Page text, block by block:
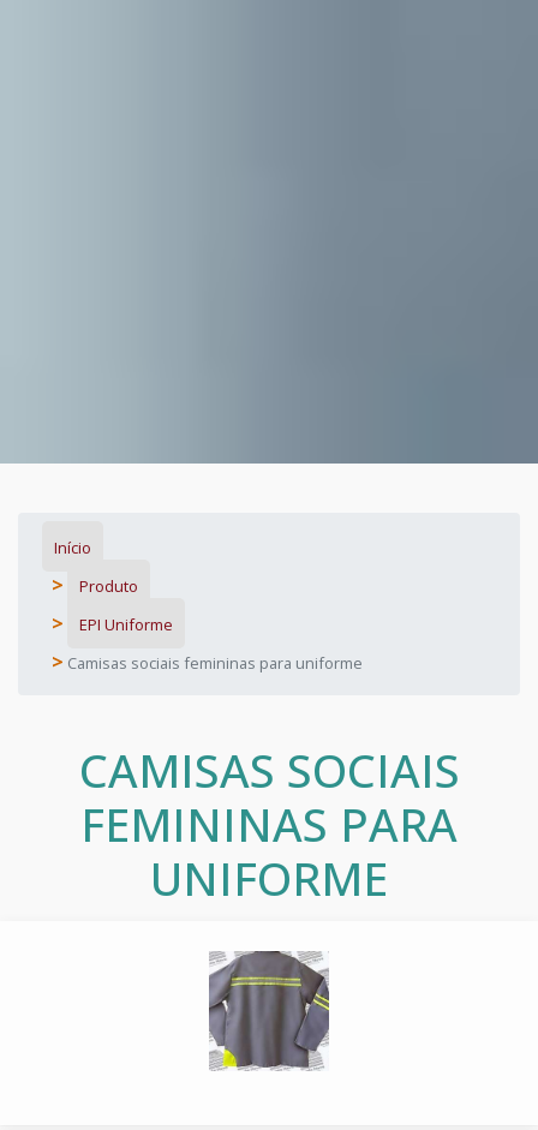
Início
Produto
EPI Uniforme
Camisas sociais femininas para uniforme
CAMISAS SOCIAIS
FEMININAS PARA
UNIFORME